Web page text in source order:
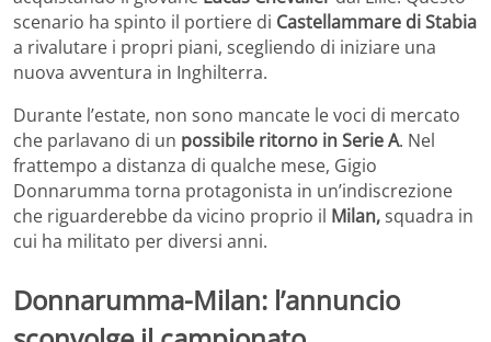
scenario ha spinto il portiere di Castellammare di Stabia
a rivalutare i propri piani, scegliendo di iniziare una
nuova avventura in Inghilterra.
Durante l’estate, non sono mancate le voci di mercato
che parlavano di un possibile ritorno in Serie A. Nel
frattempo a distanza di qualche mese, Gigio
Donnarumma torna protagonista in un’indiscrezione
che riguarderebbe da vicino proprio il Milan,squadra in
cui ha militato per diversi anni.
Donnarumma-Milan: l’annuncio